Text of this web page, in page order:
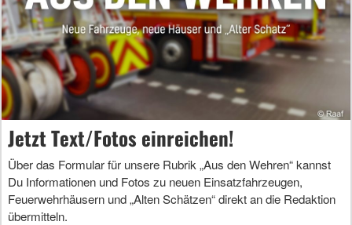
Jetzt Text/Fotos einreichen!
Über das Formular für unsere Rubrik „Aus den Wehren“ kannst
Du Informationen und Fotos zu neuen Einsatzfahrzeugen,
Feuerwehrhäusern und „Alten Schätzen“ direkt an die Redaktion
übermitteln.